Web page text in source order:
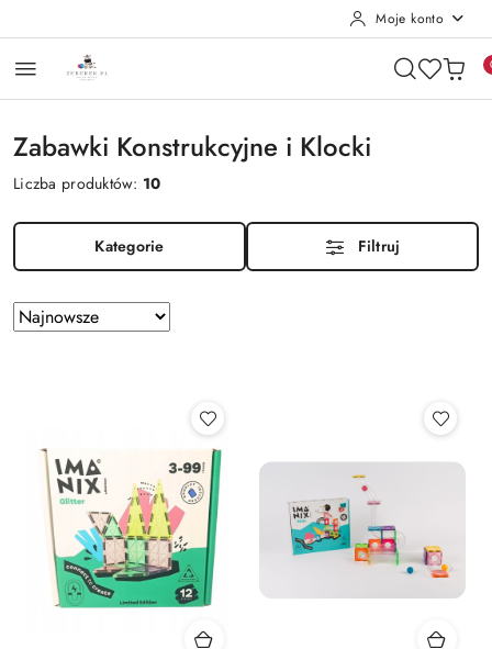
Moje konto
Zabawki Konstrukcyjne i Klocki
Liczba produktów: 10
Kategorie Filtruj
Zastosowano
sortowanie:
Sortuj
według